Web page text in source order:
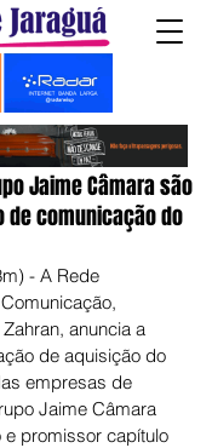
Jaime Câmara são
de comunicação do
- A Rede
anuncia a
de aquisição do
empresas de
Jaime Câmara
promissor capítulo